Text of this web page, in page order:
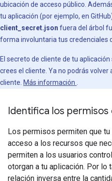
ubicación de acceso público.
tu aplicación (por ejemplo, en
client_secret.json fuera del árbol
forma involuntaria tus credenciales
El secreto de cliente de tu
crees el cliente. Ya no podrás volver
cliente. Más información
Identifica los permisos
Los permisos permiten que
acceso a los recursos que
permiten a los usuarios
otorgan a tu aplicación. Por lo
relación inversa entre la